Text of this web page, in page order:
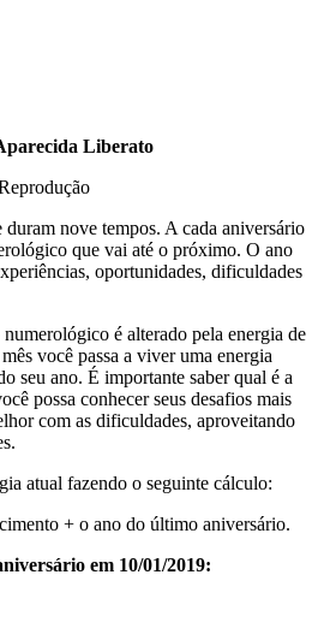
Liberato
nove tempos. A cada aniversário
que vai até o próximo. O ano
oportunidades, dificuldades
é alterado pela energia de
você passa a viver uma energia
seu ano. É importante saber qual é a
possa conhecer seus desafios mais
com as dificuldades, aproveitando
atual fazendo o seguinte cálculo:
+ o ano do último aniversário.
em 10/01/2019: